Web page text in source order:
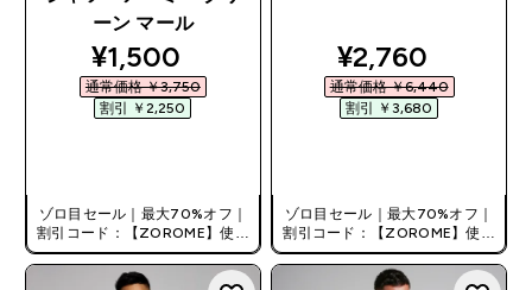
ーン マール
discounted price
¥1,500‎
通常価格 ￥3,750‎
割引 ￥2,250‎
ゾロ目セール｜最大70%オフ｜
割引コード：【ZOROME】使用
で追加10%オフ！
discounted
¥2,760‎
通常価格 ￥6,440‎
割引 ￥3,680‎
ゾロ目セール｜最大70%オフ｜
割引コード：【ZOROME】使用
で追加10%オフ！